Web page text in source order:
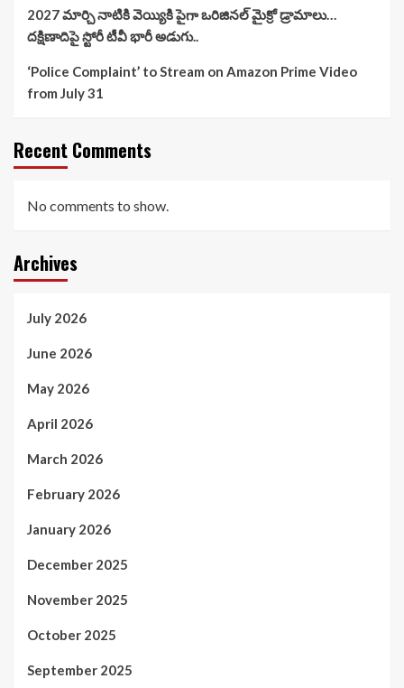
2027 మార్చి నాటికి వెయ్యికి పైగా ఒరిజినల్ మైక్రో డ్రామాలు…
దక్షిణాదిపై స్టోరీ టీవీ భారీ అడుగు..
‘Police Complaint’ to Stream on Amazon Prime Video
from July 31
Recent Comments
No comments to show.
Archives
July 2026
June 2026
May 2026
April 2026
March 2026
February 2026
January 2026
December 2025
November 2025
October 2025
September 2025